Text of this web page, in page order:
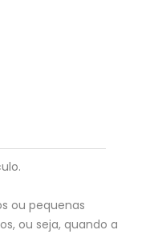
ou pequenas
ou seja, quando a